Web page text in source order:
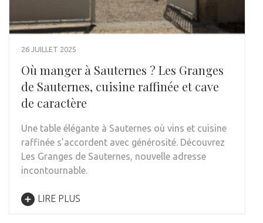
26 JUILLET 2025
Où manger à Sauternes ? Les Granges
de Sauternes, cuisine raffinée et cave
de caractère
Une table élégante à Sauternes où vins et cuisine
raffinée s’accordent avec générosité. Découvrez
Les Granges de Sauternes, nouvelle adresse
incontournable.
LIRE PLUS